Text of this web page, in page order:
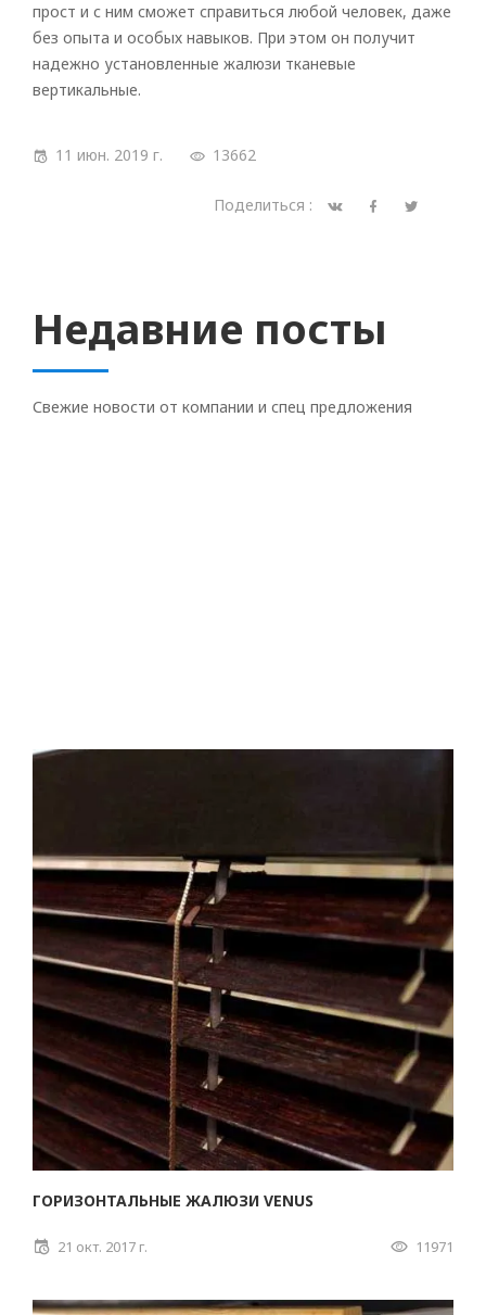
прост и с ним сможет справиться любой человек, даже
без опыта и особых навыков. При этом он получит
надежно установленные жалюзи тканевые
вертикальные.
11 июн. 2019 г. 13662
Поделиться :
Недавние посты
Свежие новости от компании и спец предложения
ГОРИЗОНТАЛЬНЫЕ ЖАЛЮЗИ VENUS
21 окт. 2017 г. 11971